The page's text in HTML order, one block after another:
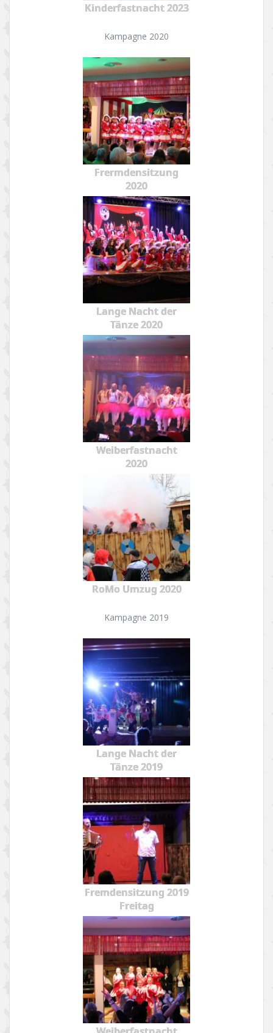
Kinderfastnacht 2023
Kampagne 2020
Frermdensitzung
2020
Lange Nacht der
Tänze 2020
Weiberfastnacht
2020
RoMo Umzug 2020
Kampagne 2019
Lange Nacht der
Tänze 2019
Fremdensitzung 2019
Freitag